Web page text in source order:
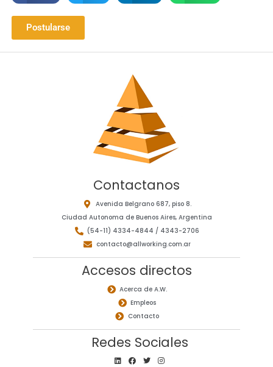
Postularse
Contactanos
Avenida Belgrano 687, piso 8.
Ciudad Autonoma de Buenos Aires, Argentina
(54-11) 4334-4844 / 4343-2706
contacto@allworking.com.ar
Accesos directos
Acerca de A.W.
Empleos
Contacto
Redes Sociales
L
i
F
a
T
w
I
n